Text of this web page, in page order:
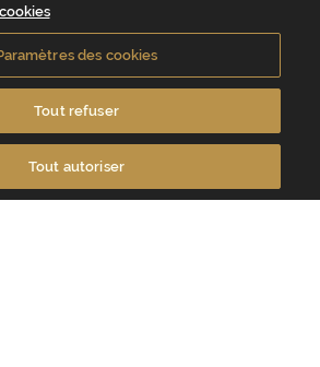
51
- 18h
des cookies
Tout refuser
Tout autoriser